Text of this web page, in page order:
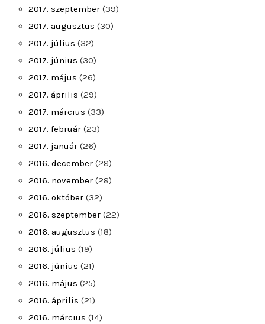
2017. szeptember (39)
2017. augusztus (30)
2017. július (32)
2017. június (30)
2017. május (26)
2017. április (29)
2017. március (33)
2017. február (23)
2017. január (26)
2016. december (28)
2016. november (28)
2016. október (32)
2016. szeptember (22)
2016. augusztus (18)
2016. július (19)
2016. június (21)
2016. május (25)
2016. április (21)
2016. március (14)